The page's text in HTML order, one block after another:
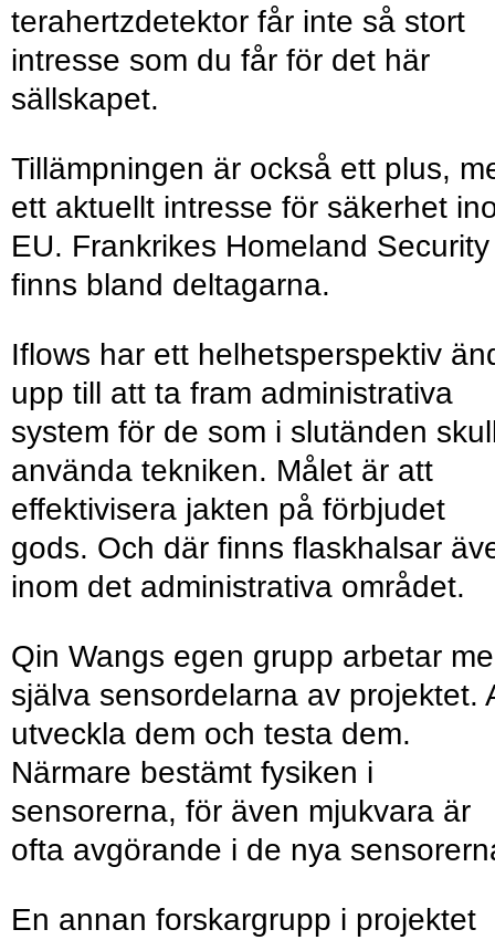
terahertzdetektor får inte så stort
intresse som du får för det här
sällskapet.
Tillämpningen är också ett plus,
ett aktuellt intresse för säkerhet
EU. Frankrikes Homeland Security
finns bland deltagarna.
Iflows har ett helhetsperspektiv
upp till att ta fram administrativa
system för de som i slutänden
använda tekniken. Målet är att
effektivisera jakten på förbjudet
gods. Och där finns flaskhalsar
inom det administrativa området.
Qin Wangs egen grupp arbetar
själva sensordelarna av projektet.
utveckla dem och testa dem.
Närmare bestämt fysiken i
sensorerna, för även mjukvara är
ofta avgörande i de nya
En annan forskargrupp i projektet